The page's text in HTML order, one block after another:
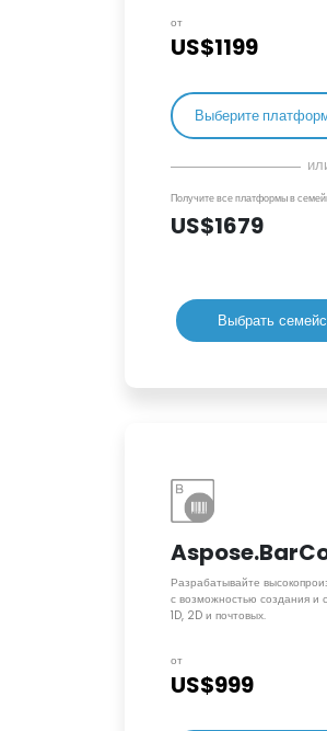
от
US$1199
Выберите
Получите все платформы в
US$1679
Выбрать
Разрабатывайте
с возможностью создания и
1D, 2D и почтовых.
от
US$999